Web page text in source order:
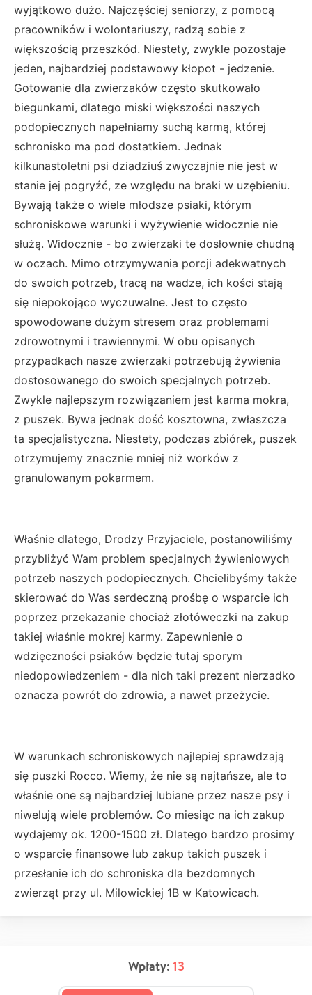
wyjątkowo dużo. Najczęściej seniorzy, z pomocą
pracowników i wolontariuszy, radzą sobie z
większością przeszkód. Niestety, zwykle pozostaje
jeden, najbardziej podstawowy kłopot - jedzenie.
Gotowanie dla zwierzaków często skutkowało
biegunkami, dlatego miski większości naszych
podopiecznych napełniamy suchą karmą, której
schronisko ma pod dostatkiem. Jednak
kilkunastoletni psi dziadziuś zwyczajnie nie jest w
stanie jej pogryźć, ze względu na braki w uzębieniu.
Bywają także o wiele młodsze psiaki, którym
schroniskowe warunki i wyżywienie widocznie nie
służą. Widocznie - bo zwierzaki te dosłownie chudną
w oczach. Mimo otrzymywania porcji adekwatnych
do swoich potrzeb, tracą na wadze, ich kości stają
się niepokojąco wyczuwalne. Jest to często
spowodowane dużym stresem oraz problemami
zdrowotnymi i trawiennymi. W obu opisanych
przypadkach nasze zwierzaki potrzebują żywienia
dostosowanego do swoich specjalnych potrzeb.
Zwykle najlepszym rozwiązaniem jest karma mokra,
z puszek. Bywa jednak dość kosztowna, zwłaszcza
ta specjalistyczna. Niestety, podczas zbiórek, puszek
otrzymujemy znacznie mniej niż worków z
granulowanym pokarmem.
Właśnie dlatego, Drodzy Przyjaciele, postanowiliśmy
przybliżyć Wam problem specjalnych żywieniowych
potrzeb naszych podopiecznych. Chcielibyśmy także
skierować do Was serdeczną prośbę o wsparcie ich
poprzez przekazanie chociaż złotóweczki na zakup
takiej właśnie mokrej karmy. Zapewnienie o
wdzięczności psiaków będzie tutaj sporym
niedopowiedzeniem - dla nich taki prezent nierzadko
oznacza powrót do zdrowia, a nawet przeżycie.
W warunkach schroniskowych najlepiej sprawdzają
się puszki Rocco. Wiemy, że nie są najtańsze, ale to
właśnie one są najbardziej lubiane przez nasze psy i
niwelują wiele problemów. Co miesiąc na ich zakup
wydajemy ok. 1200-1500 zł. Dlatego bardzo prosimy
o wsparcie finansowe lub zakup takich puszek i
przesłanie ich do schroniska dla bezdomnych
zwierząt przy ul. Milowickiej 1B w Katowicach.
Wpłaty: 13